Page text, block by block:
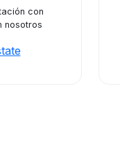
con
nosotros